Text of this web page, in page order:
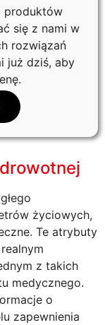
produktów
się z nami w
rozwiązań
już dziś, aby
życiowych,
Te atrybuty
z takich
medycznego.
o
zapewnienia